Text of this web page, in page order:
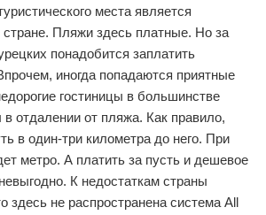
места является
стране. Пляжи здесь платные. Но за
понадобится заплатить
иногда попадаются приятные
гостиницы в большинстве
отдалении от пляжа. Как правило,
в один-три километра до него. При
метро. А платить за пусть и дешевое
К недостаткам страны
здесь не распространена система All